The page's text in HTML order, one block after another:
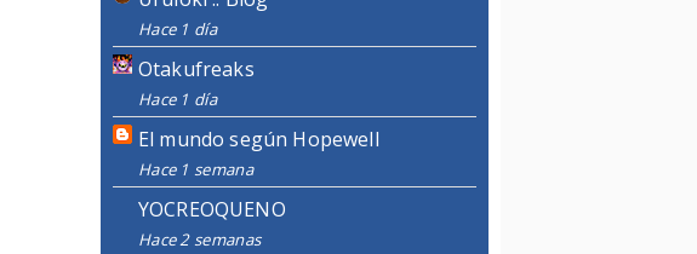
Hace 1 día
Otakufreaks
Hace 1 día
El mundo según Hopewell
Hace 1 semana
YOCREOQUENO
Hace 2 semanas